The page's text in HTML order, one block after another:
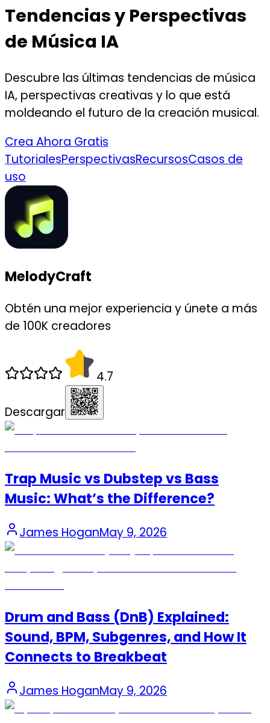
Tendencias y Perspectivas
de Música IA
Descubre las últimas tendencias de música
IA, perspectivas creativas y lo que está
moldeando el futuro de la creación musical.
Crea Ahora Gratis
TutorialesPerspectivasRecursosCasos de
uso
MelodyCraft
Obtén una mejor experiencia y únete a más
de 100K creadores
4.7
Descargar
Trap Music vs Dubstep vs Bass
Music: What’s the Difference?
James HoganMay 9, 2026
Drum and Bass (DnB) Explained:
Sound, BPM, Subgenres, and How It
Connects to Breakbeat
James HoganMay 9, 2026